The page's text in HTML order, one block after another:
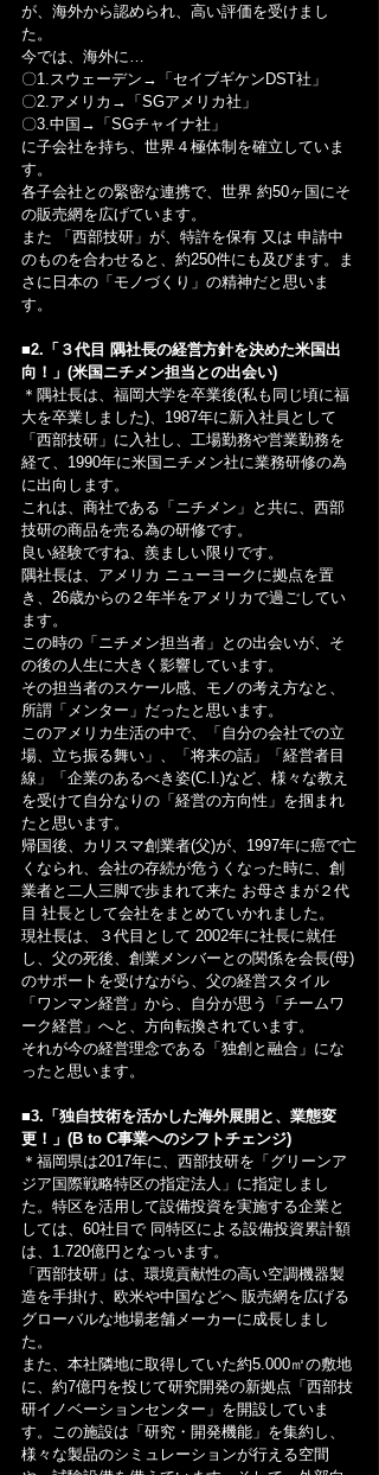
が、海外から認められ、高い評価を受けまし
た。
今では、海外に…
〇1.スウェーデン→「セイブギケンDST社」
〇2.アメリカ→「SGアメリカ社」
〇3.中国→「SGチャイナ社」
に子会社を持ち、世界４極体制を確立していま
す。
各子会社との緊密な連携で、世界 約50ヶ国にそ
の販売網を広げています。
また 「西部技研」が、特許を保有 又は 申請中
のものを合わせると、約250件にも及びます。ま
さに日本の「モノづくり」の精神だと思いま
す。
■2.「３代目 隅社長の経営方針を決めた米国出
向！」(米国ニチメン担当との出会い)
＊隅社長は、福岡大学を卒業後(私も同じ頃に福
大を卒業しました)、1987年に新入社員として
「西部技研」に入社し、工場勤務や営業勤務を
経て、1990年に米国ニチメン社に業務研修の為
に出向します。
これは、商社である「ニチメン」と共に、西部
技研の商品を売る為の研修です。
良い経験ですね、羨ましい限りです。
隅社長は、アメリカ ニューヨークに拠点を置
き、26歳からの２年半をアメリカで過ごしてい
ます。
この時の「ニチメン担当者」との出会いが、そ
の後の人生に大きく影響しています。
その担当者のスケール感、モノの考え方なと、
所謂「メンター」だったと思います。
このアメリカ生活の中で、「自分の会社での立
場、立ち振る舞い」、「将来の話」「経営者目
線」「企業のあるべき姿(C.I.)など、様々な教え
を受けて自分なりの「経営の方向性」を掴まれ
たと思います。
帰国後、カリスマ創業者(父)が、1997年に癌で亡
くなられ、会社の存続が危うくなった時に、創
業者と二人三脚で歩まれて来た お母さまが２代
目 社長として会社をまとめていかれました。
現社長は、３代目として 2002年に社長に就任
し、父の死後、創業メンバーとの関係を会長(母)
のサポートを受けながら、父の経営スタイル
「ワンマン経営」から、自分が思う「チームワ
ーク経営」へと、方向転換されています。
それが今の経営理念である「独創と融合」にな
ったと思います。
■3.「独自技術を活かした海外展開と、業態変
更！」(B to C事業へのシフトチェンジ)
＊福岡県は2017年に、西部技研を「グリーンア
ジア国際戦略特区の指定法人」に指定しまし
た。特区を活用して設備投資を実施する企業と
しては、60社目で 同特区による設備投資累計額
は、1.720億円となっいます。
「西部技研」は、環境貢献性の高い空調機器製
造を手掛け、欧米や中国などへ 販売網を広げる
グローバルな地場老舗メーカーに成長しまし
た。
また、本社隣地に取得していた約5.000㎡の敷地
に、約7億円を投じて研究開発の新拠点「西部技
研イノベーションセンター」を開設していま
す。この施設は「研究・開発機能」を集約し、
様々な製品のシミュレーションが行える空間